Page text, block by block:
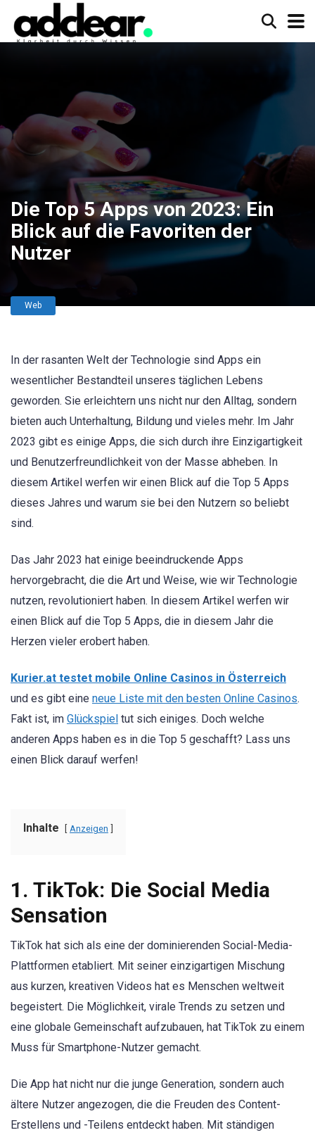
Die Top 5 Apps von 2023: Ein
Blick auf die Favoriten der
Nutzer
Web
In der rasanten Welt der Technologie sind Apps ein
wesentlicher Bestandteil unseres täglichen Lebens
geworden. Sie erleichtern uns nicht nur den Alltag, sondern
bieten auch Unterhaltung, Bildung und vieles mehr. Im Jahr
2023 gibt es einige Apps, die sich durch ihre Einzigartigkeit
und Benutzerfreundlichkeit von der Masse abheben. In
diesem Artikel werfen wir einen Blick auf die Top 5 Apps
dieses Jahres und warum sie bei den Nutzern so beliebt
sind.
Das Jahr 2023 hat einige beeindruckende Apps
hervorgebracht, die die Art und Weise, wie wir Technologie
nutzen, revolutioniert haben. In diesem Artikel werfen wir
einen Blick auf die Top 5 Apps, die in diesem Jahr die
Herzen vieler erobert haben.
Kurier.at testet mobile Online Casinos in Österreich
und es gibt eine neue Liste mit den besten Online Casinos.
Fakt ist, im Glückspiel tut sich einiges. Doch welche
anderen Apps haben es in die Top 5 geschafft? Lass uns
einen Blick darauf werfen!
Inhalte Anzeigen
1. TikTok: Die Social Media
Sensation
TikTok hat sich als eine der dominierenden Social-Media-
Plattformen etabliert. Mit seiner einzigartigen Mischung
aus kurzen, kreativen Videos hat es Menschen weltweit
begeistert. Die Möglichkeit, virale Trends zu setzen und
eine globale Gemeinschaft aufzubauen, hat TikTok zu einem
Muss für Smartphone-Nutzer gemacht.
Die App hat nicht nur die junge Generation, sondern auch
ältere Nutzer angezogen, die die Freuden des Content-
Erstellens und -Teilens entdeckt haben. Mit ständigen